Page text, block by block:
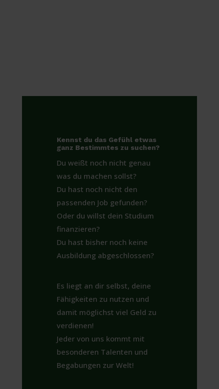
Kennst du das Gefühl etwas
ganz Bestimmtes zu suchen?
Du weißt noch nicht genau
was du machen sollst?
Du hast noch nicht den
passenden Job gefunden?
Oder du willst dein Studium
finanzieren?
Du hast bisher noch keine
Ausbildung abgeschlossen?
Es liegt an dir selbst, deine
Fähigkeiten zu nutzen und
damit möglichst viel Geld zu
verdienen!
Jeder von uns kommt mit
besonderen Talenten und
Begabungen zur Welt!